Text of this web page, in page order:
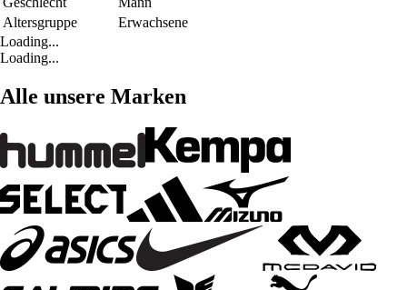
Altersgruppe
Erwachsene
Loading...
Loading...
Alle unsere Marken